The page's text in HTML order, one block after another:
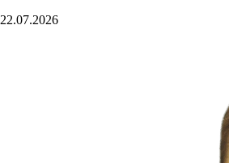
22.07.2026